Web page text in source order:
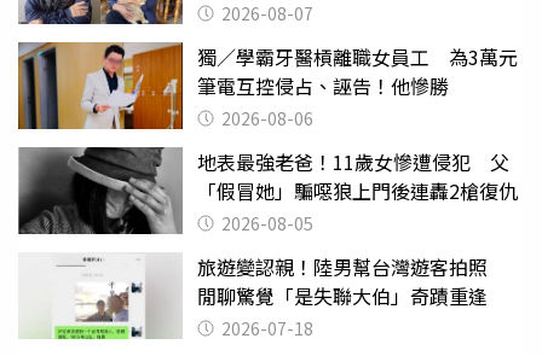
2026-08-07
獨／學霸牙醫槓離職女員工 為3萬元
筆電互控侵占、誣告！他慘勝
2026-08-06
地表最強老爸！11歲女慘遭侵犯 父
「假冒她」騙噁狼上門後連轟2槍復仇
2026-08-05
旅遊變認親！陸男幫台灣遊客拍照
閒聊驚覺「是失聯大伯」奇蹟重逢
2026-07-18